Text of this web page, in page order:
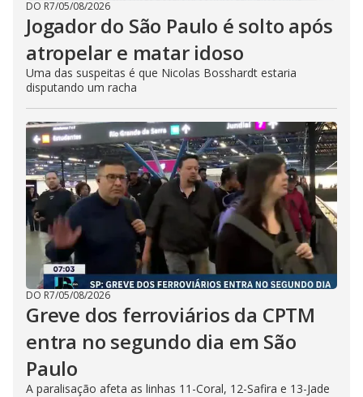
DO R7/05/08/2026
Jogador do São Paulo é solto após
atropelar e matar idoso
Uma das suspeitas é que Nicolas Bosshardt estaria
disputando um racha
DO R7/05/08/2026
Greve dos ferroviários da CPTM
entra no segundo dia em São
Paulo
A paralisação afeta as linhas 11-Coral, 12-Safira e 13-Jade